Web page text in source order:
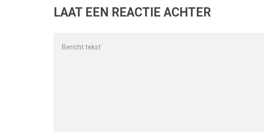
LAAT EEN REACTIE ACHTER